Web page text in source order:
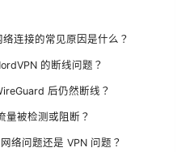
连接的常见原因是什么？
的断线问题？
后仍然断线？
量被检测或阻断？
络问题还是 VPN 问题？